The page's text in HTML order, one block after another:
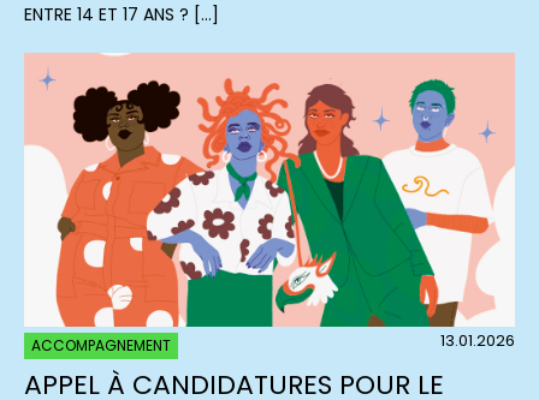
ENTRE 14 ET 17 ANS ? […]
ACCOMPAGNEMENT 13.01.2026
APPEL À CANDIDATURES POUR LE